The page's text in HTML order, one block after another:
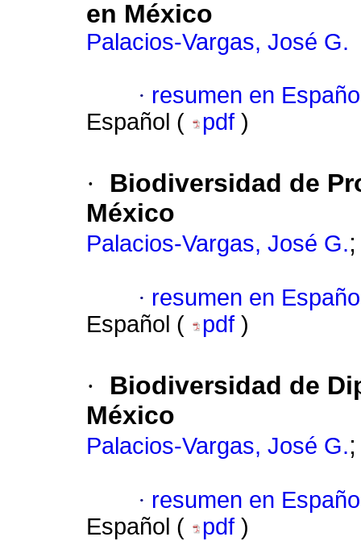
en México
Palacios-Vargas, José G.
· resumen en
Español (
pdf )
·
Biodiversidad de
México
Palacios-Vargas, José G.
· resumen en
Español (
pdf )
·
Biodiversidad de
México
Palacios-Vargas, José G.
· resumen en
Español (
pdf )